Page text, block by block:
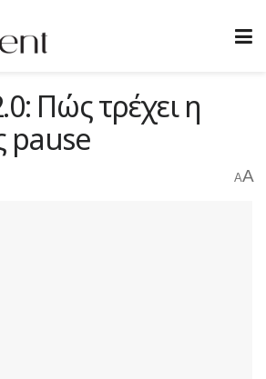
Πώς τρέχει η
pause
AA